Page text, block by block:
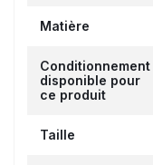
Matière
Conditionnement
disponible pour
ce produit
Taille